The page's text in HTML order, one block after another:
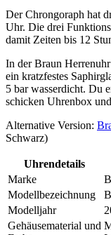
Der Chrongoraph hat
Uhr. Die drei
damit Zeiten bis 12
In der Braun
ein kratzfestes
5 bar wasserdicht. Du
schicken Uhrenbox
Alternative Version:
Schwarz)
Uhrendetails
Marke
Modellbezeichnung
Modelljahr
Gehäusematerial und